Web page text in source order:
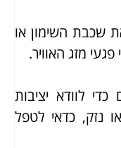
שכבת השימון או
מזג האוויר.
לוודא יציבות
נזק, כדאי לטפל